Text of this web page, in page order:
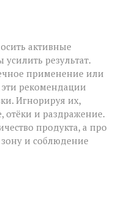
активные
усилить результат.
применение или
эти рекомендации
Игнорируя их,
отёки и раздражение.
продукта, а про
и соблюдение